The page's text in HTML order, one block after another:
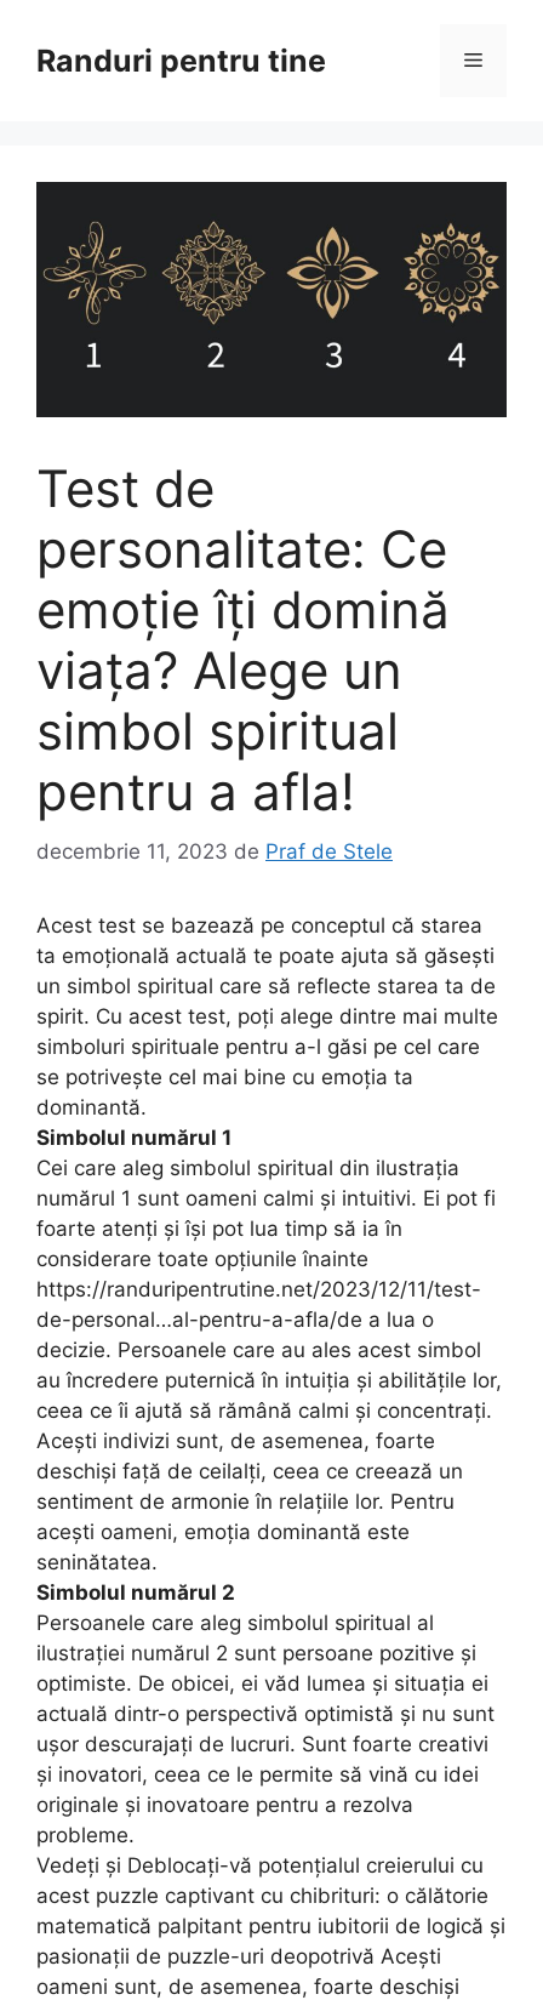
conținutRanduri pentru tine Meniu
Test de
personalitate: Ce
emoție îți domină
viața? Alege un
simbol spiritual
pentru a afla!
decembrie 11, 2023 de Praf de Stele
Acest test se bazează pe conceptul că starea
ta emoțională actuală te poate ajuta să găsești
un simbol spiritual care să reflecte starea ta de
spirit. Cu acest test, poți alege dintre mai multe
simboluri spirituale pentru a-l găsi pe cel care
se potrivește cel mai bine cu emoția ta
dominantă.
Simbolul numărul 1
Cei care aleg simbolul spiritual din ilustrația
numărul 1 sunt oameni calmi și intuitivi. Ei pot fi
foarte atenți și își pot lua timp să ia în
considerare toate opțiunile înainte
https://randuripentrutine.net/2023/12/11/test-
de-personal…al-pentru-a-afla/de a lua o
decizie. Persoanele care au ales acest simbol
au încredere puternică în intuiția și abilitățile lor,
ceea ce îi ajută să rămână calmi și concentrați.
Acești indivizi sunt, de asemenea, foarte
deschiși față de ceilalți, ceea ce creează un
sentiment de armonie în relațiile lor. Pentru
acești oameni, emoția dominantă este
seninătatea.
Simbolul numărul 2
Persoanele care aleg simbolul spiritual al
ilustrației numărul 2 sunt persoane pozitive și
optimiste. De obicei, ei văd lumea și situația ei
actuală dintr-o perspectivă optimistă și nu sunt
ușor descurajați de lucruri. Sunt foarte creativi
și inovatori, ceea ce le permite să vină cu idei
originale și inovatoare pentru a rezolva
probleme.
Vedeți și Deblocați-vă potențialul creierului cu
acest puzzle captivant cu chibrituri: o călătorie
matematică palpitant pentru iubitorii de logică și
pasionații de puzzle-uri deopotrivă Acești
oameni sunt, de asemenea, foarte deschiși